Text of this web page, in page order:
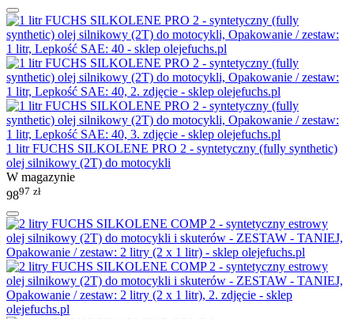
1 litr FUCHS SILKOLENE PRO 2 - syntetyczny (fully synthetic)
olej silnikowy (2T) do motocykli
W magazynie
9897 zł